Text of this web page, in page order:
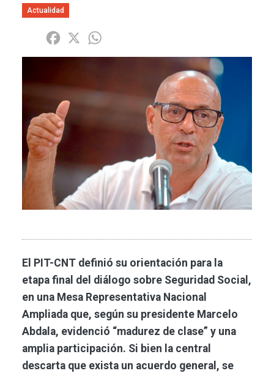
Actualidad
Share Facebook
X
El PIT-CNT definió su orientación para la
etapa final del diálogo sobre Seguridad Social,
en una Mesa Representativa Nacional
Ampliada que, según su presidente Marcelo
Abdala, evidenció “madurez de clase” y una
amplia participación. Si bien la central
descarta que exista un acuerdo general, se